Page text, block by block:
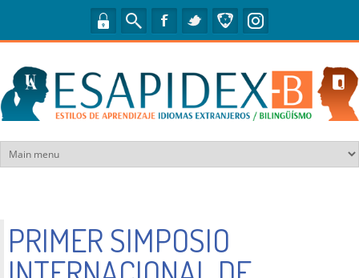
Pasar al contenido principal
PRIMER SIMPOSIO